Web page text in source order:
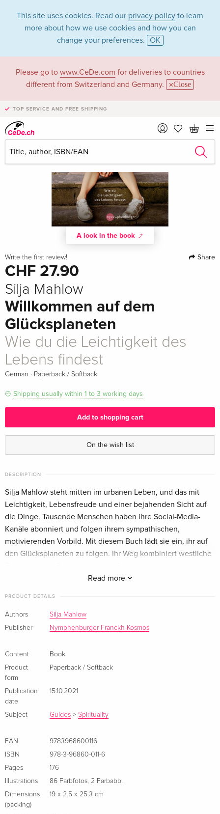
This site uses cookies. Read our privacy policy to learn
more about how we use cookies and how you can
change your preferences. OK
Please go to www.CeDe.com for deliveries to countries
different from Switzerland and Germany.
Close
TOP SERVICE AND FREE SHIPPING
A look in the book
Write the first review! Share
CHF 27.90
Silja Mahlow
Willkommen auf dem
Glücksplaneten
Wie du die Leichtigkeit des
Lebens findest
German · Paperback / Softback
Shipping usually within 1 to 3 working days
Add to shopping cart
On the wish list
DESCRIPTION
Read more
Silja Mahlow steht mitten im urbanen Leben, und das mit
Leichtigkeit, Lebensfreude und einer bejahenden Sicht auf
die Dinge. Tausende Menschen haben ihre Social-Media-
Kanäle abonniert und folgen ihrem sympathischen,
motivierenden Vorbild. Mit diesem Buch lädt sie ein, ihr auf
den Glücksplaneten zu folgen. Ihr Weg kombiniert westliche
Philosophie des Yoga. Das Glückstraining ist in 10 Stufen
man das Bewusstsein verändert, inneren Frieden findet, Kraft
tankt und einfach glücklicher wird.
About the author
Podcast "Radikal Glücklich". Nach einer Bankausbildung hat
PRODUCT DETAILS
Authors
Silja Mahlow
Publisher
Nymphenburger Franckh-Kosmos
Content
Book
Product
form
Paperback / Softback
Publication
date
15.10.2021
Subject Guides > Spirituality
EAN
9783968600116
ISBN
978-3-96860-011-6
Pages
176
Illustrations
86 Farbfotos, 2 Farbabb.
Dimensions
(packing)
19 x 2.5 x 25.3 cm